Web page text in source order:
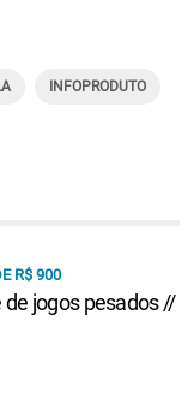
INFOPRODUTO
R$ 900
jogos pesados //